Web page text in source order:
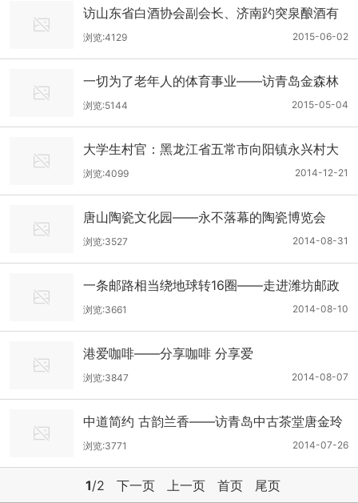
访山东省白酒协会副会长、济南趵突泉酿酒有
限责任公司董事长邢介平
2015-06-02
浏览:4129
一切为了老年人的体育事业——访青岛金森林
体育产业公司张晓龙总经理
2015-05-04
浏览:5144
大学生村官：黑龙江省五常市向阳镇永兴村大
学生村官李玉花
2014-12-21
浏览:4099
唐山陶瓷文化园——永不落幕的陶瓷博览会
2014-08-31
浏览:3527
一条邮路相当绕地球转16圈——走进潍坊邮政
爱心邮路
2014-08-10
浏览:3661
港爱咖啡——分享咖啡 分享爱
2014-08-07
浏览:3847
中道简约 古韵兰香——访青岛中古茶堂唐金玲
女士
2014-07-26
浏览:3771
1/2 下一页 上一页 首页 尾页